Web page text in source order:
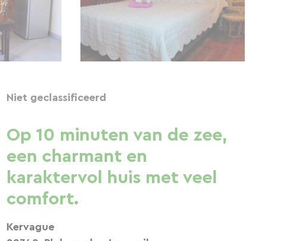
Niet geclassificeerd
Op 10 minuten van de zee,
een charmant en
karaktervol huis met veel
comfort.
Kervague